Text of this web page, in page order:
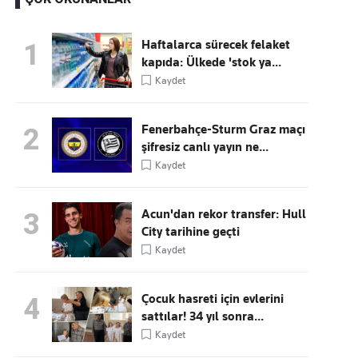
Kaçırmayın
Ücretsiz üye olun, gündemi
1
Haftalarca sürecek felaket
kapıda: Ülkede 'stok ya...
Kaydet
2
Fenerbahçe-Sturm Graz maçı
şifresiz canlı yayın ne...
Kaydet
3
Acun'dan rekor transfer: Hull
City tarihine geçti
Kaydet
4
Çocuk hasreti için evlerini
sattılar! 34 yıl sonra...
Kaydet